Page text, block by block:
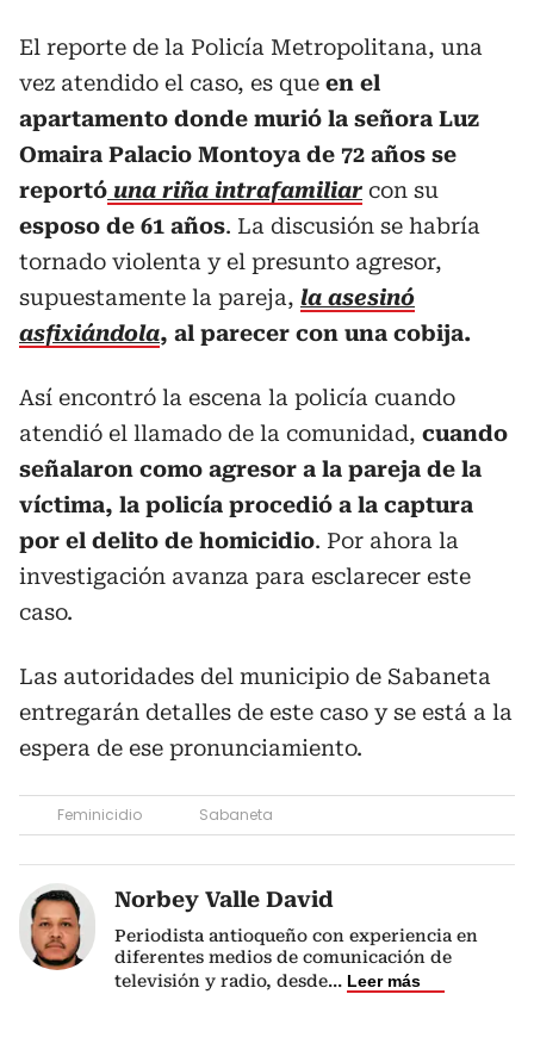
El reporte de la Policía Metropolitana, una
vez atendido el caso, es que en el
apartamento donde murió la señora Luz
Omaira Palacio Montoya de 72 años se
reportó una riña intrafamiliar con su
esposo de 61 años. La discusión se habría
tornado violenta y el presunto agresor,
supuestamente la pareja, la asesinó
asfixiándola, al parecer con una cobija.
Así encontró la escena la policía cuando
atendió el llamado de la comunidad, cuando
señalaron como agresor a la pareja de la
víctima, la policía procedió a la captura
por el delito de homicidio. Por ahora la
investigación avanza para esclarecer este
caso.
Las autoridades del municipio de Sabaneta
entregarán detalles de este caso y se está a la
espera de ese pronunciamiento.
Feminicidio Sabaneta
Norbey Valle David
Periodista antioqueño con experiencia en
diferentes medios de comunicación de
televisión y radio, desde... Leer más